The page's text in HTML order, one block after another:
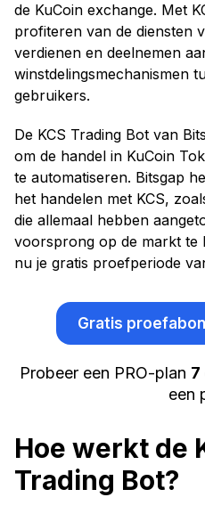
de KuCoin exchange. Met
profiteren van de diensten
verdienen en deelnemen
winstdelingsmechanismen
gebruikers.
De KCS Trading Bot van
om de handel in KuCoin
te automatiseren. Bitsgap
het handelen met KCS,
die allemaal hebben
voorsprong op de markt te
nu je gratis proefperiode
Gratis
Probeer een PRO-plan 7
een
Hoe werkt de
Trading Bot?